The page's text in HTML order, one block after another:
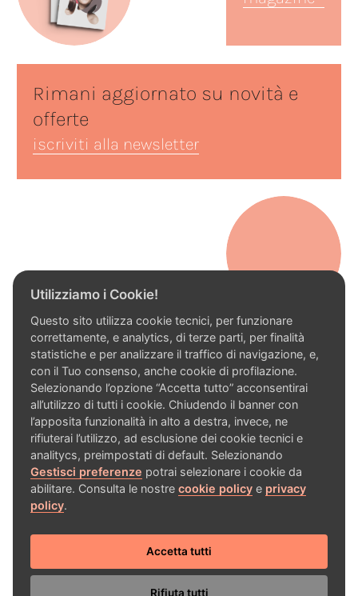
Rimani aggiornato su novità e
offerte
iscriviti alla newsletter
Privacy—Cookie—Preferenze
hello@ilcolorista.salon
T. 045 693 2368
Via Roma, 16
37063 Isola della Scala
Verona
Tutti i giorni
Utilizziamo i Cookie!
Questo sito utilizza cookie tecnici, per funzionare
correttamente, e analytics, di terze parti, per finalità
statistiche e per analizzare il traffico di navigazione, e,
con il Tuo consenso, anche cookie di profilazione.
Selezionando l’opzione “Accetta tutto” acconsentirai
all’utilizzo di tutti i cookie. Chiudendo il banner con
l’apposita funzionalità in alto a destra, invece, ne
rifiuterai l’utilizzo, ad esclusione dei cookie tecnici e
analitycs, preimpostati di default. Selezionando
Gestisci preferenze potrai selezionare i cookie da
abilitare. Consulta le nostrecookie policy e privacy
policy.
Accetta tutti
Rifiuta tutti